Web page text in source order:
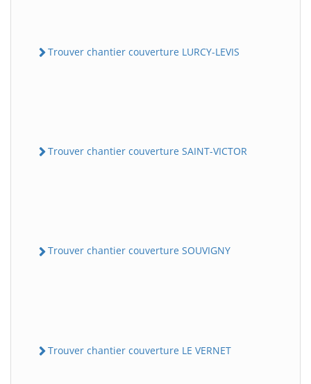
Trouver chantier couverture LURCY-LEVIS
Trouver chantier couverture SAINT-VICTOR
Trouver chantier couverture SOUVIGNY
Trouver chantier couverture LE VERNET